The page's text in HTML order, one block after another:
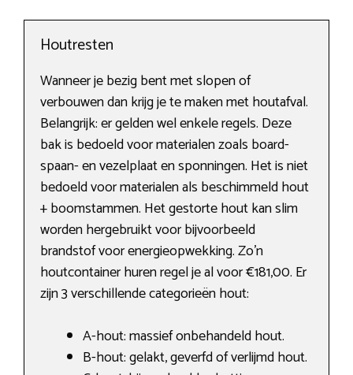
Houtresten
Wanneer je bezig bent met slopen of
verbouwen dan krijg je te maken met houtafval.
Belangrijk: er gelden wel enkele regels. Deze
bak is bedoeld voor materialen zoals board-
spaan- en vezelplaat en sponningen. Het is niet
bedoeld voor materialen als beschimmeld hout
+ boomstammen. Het gestorte hout kan slim
worden hergebruikt voor bijvoorbeeld
brandstof voor energieopwekking. Zo’n
houtcontainer huren regel je al voor €181,00. Er
zijn 3 verschillende categorieën hout:
A-hout: massief onbehandeld hout.
B-hout: gelakt, geverfd of verlijmd hout.